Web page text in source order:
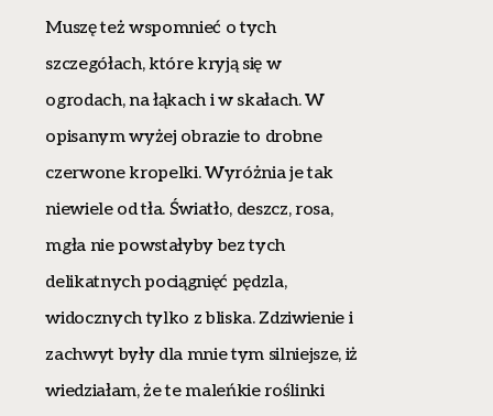
Muszę też wspomnieć o tych
szczegółach, które kryją się w
ogrodach, na łąkach i w skałach. W
opisanym wyżej obrazie to drobne
czerwone kropelki. Wyróżnia je tak
niewiele od tła. Światło, deszcz, rosa,
mgła nie powstałyby bez tych
delikatnych pociągnięć pędzla,
widocznych tylko z bliska. Zdziwienie i
zachwyt były dla mnie tym silniejsze, iż
wiedziałam, że te maleńkie roślinki